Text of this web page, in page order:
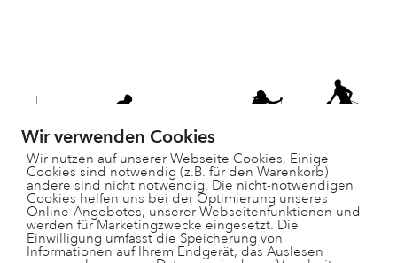
Wir verwenden Cookies
Wir nutzen auf unserer Webseite Cookies. Einige
Cookies sind notwendig (z.B. für den Warenkorb)
andere sind nicht notwendig. Die nicht-notwendigen
Cookies helfen uns bei der Optimierung unseres
Online-Angebotes, unserer Webseitenfunktionen und
werden für Marketingzwecke eingesetzt. Die
Einwilligung umfasst die Speicherung von
Informationen auf Ihrem Endgerät, das Auslesen